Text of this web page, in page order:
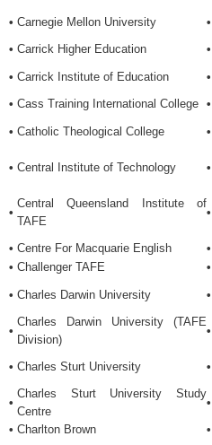
• Carnegie Mellon University •
• Carrick Higher Education •
• Carrick Institute of Education •
• Cass Training International College •
• Catholic Theological College •
• Central Institute of Technology •
•
Central Queensland Institute of
TAFE
•
• Centre For Macquarie English •
• Challenger TAFE •
• Charles Darwin University •
•
Charles Darwin University (TAFE
Division)
•
• Charles Sturt University •
•
Charles Sturt University Study
Centre
•
• Charlton Brown •